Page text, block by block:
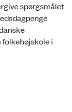
spørgsmålet
folkehøjskole i